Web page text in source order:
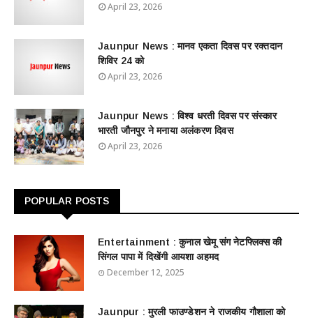
April 23, 2026
Jaunpur News : ​मानव एकता दिवस पर रक्तदान
शिविर 24 को
April 23, 2026
Jaunpur News : विश्व धरती दिवस पर संस्कार
भारती जौनपुर ने मनाया अलंकरण दिवस
April 23, 2026
POPULAR POSTS
Entertainment : ​​​​कुनाल खेमू संग नेटफ्लिक्स की
सिंगल पापा में दिखेंगी आयशा अहमद
December 12, 2025
Jaunpur : ​मुरली फाउण्डेशन ने राजकीय गौशाला को